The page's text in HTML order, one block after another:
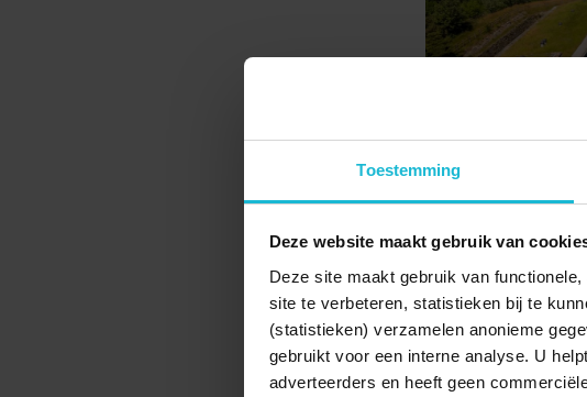
Toestemming
Deze website maakt gebruik van
Deze site maakt gebruik van
site te verbeteren, statistieken bij te
(statistieken) verzamelen anonieme
gebruikt voor een interne analyse. U
adverteerders en heeft geen
Het pand beslaat
panoramisch
completeren het
sfeer van pure rust.